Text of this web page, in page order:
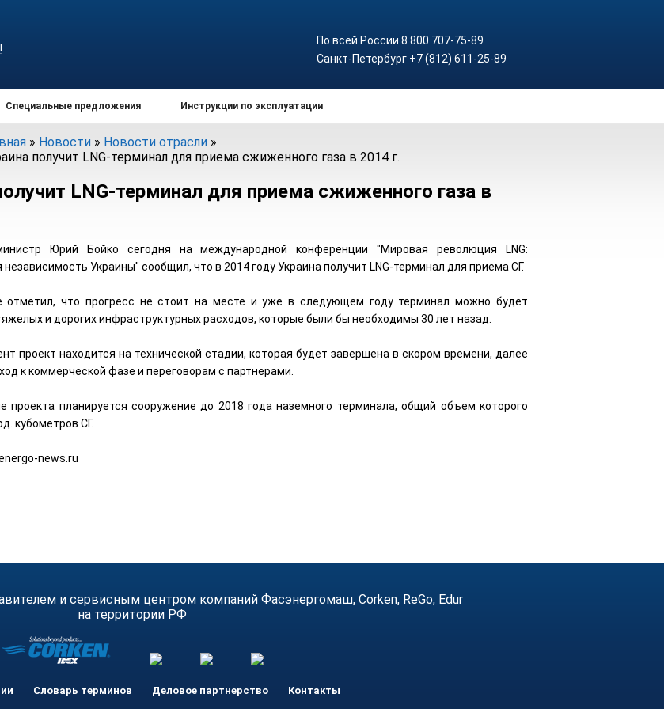
По всей России 8 800 707-75-89
Санкт-Петербург +7 (812) 611-25-89
Специальные предложения Инструкции по эксплуатации
» Новости » Новости отрасли »
получит LNG-терминал для приема сжиженного газа в 2014 г.
LNG-терминал для приема сжиженного газа в
Юрий Бойко сегодня на международной конференции "Мировая революция LNG:
независимость Украины" сообщил, что в 2014 году Украина получит LNG-терминал для приема СГ.
отметил, что прогресс не стоит на месте и уже в следующем году терминал можно будет
и дорогих инфраструктурных расходов, которые были бы необходимы 30 лет назад.
проект находится на технической стадии, которая будет завершена в скором времени, далее
к коммерческой фазе и переговорам с партнерами.
проекта планируется сооружение до 2018 года наземного терминала, общий объем которого
кубометров СГ.
news.ru
и сервисным центром компаний Фасэнергомаш, Corken, ReGo, Edur
на территории РФ
Словарь терминов Деловое партнерство Контакты